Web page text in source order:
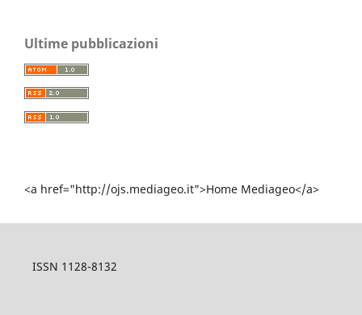
Ultime pubblicazioni
<a href="http://ojs.mediageo.it">Home Mediageo</a>
ISSN 1128-8132